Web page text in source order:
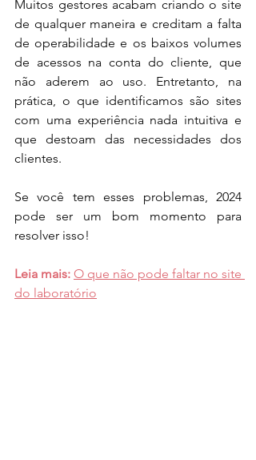
Muitos gestores acabam criando o site
de qualquer maneira e creditam a falta
de operabilidade e os baixos volumes
de acessos na conta do cliente, que
não aderem ao uso. Entretanto, na
prática, o que identificamos são sites
com uma experiência nada intuitiva e
que destoam das necessidades dos
clientes.
Se você tem esses problemas, 2024
pode ser um bom momento para
resolver isso!
Leia mais: O que não pode faltar no site
do laboratório